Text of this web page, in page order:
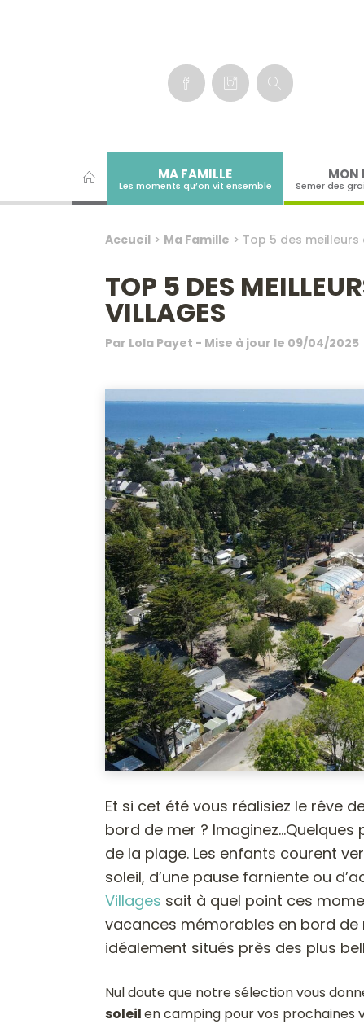
MA FAMILLE
Les moments qu’on vit ensemble
MON
Semer des
Accueil> Ma Famille > Top 5 des
TOP 5 DES
VILLAGES
Par Lola Payet - Mise à jour le 09/04/2025
Et si cet été vous réalisiez le rêve
bord de mer ?
de la plage. Les enfants courent
soleil, d’une pause farniente ou
Villages sait à quel point ces
vacances mémorables en bord
idéalement situés près des plus
Nul doute que notre sélection vous
soleilen camping pour vos prochaines